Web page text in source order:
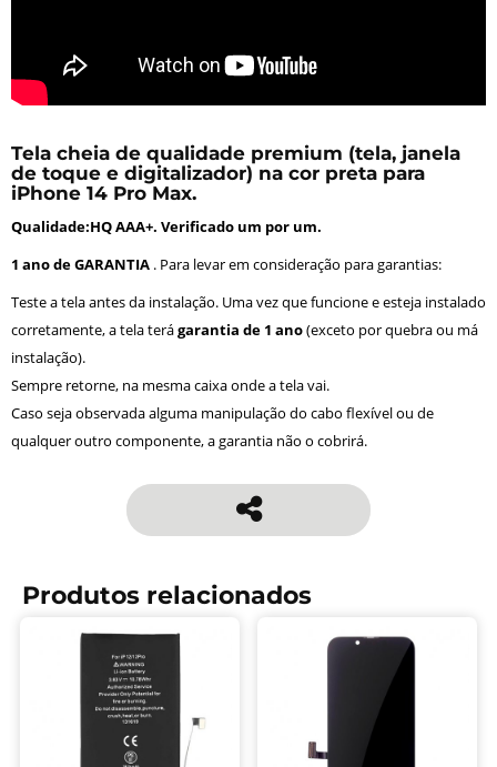
Tela cheia de qualidade premium (tela, janela
de toque e digitalizador) na cor preta para
iPhone 14 Pro Max.
Qualidade:HQ AAA+. Verificado um por um.
1 ano de GARANTIA . Para levar em consideração para garantias:
Teste a tela antes da instalação. Uma vez que funcione e esteja instalado
corretamente, a tela terágarantia de 1 ano(exceto por quebra ou má
instalação).
Sempre retorne, na mesma caixa onde a tela vai.
Caso seja observada alguma manipulação do cabo flexível ou de
qualquer outro componente, a garantia não o cobrirá.
Produtos relacionados